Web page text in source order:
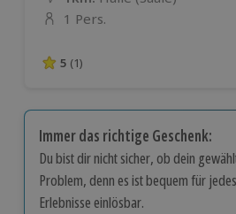
Anzahl der Teilnehmer
1 Pers.
5 von 5 Sternen basierend
5 (1)
Immer das richtige Geschenk:
Du bist dir nicht sicher, ob dein
Problem, denn es ist bequem für
Erlebnisse einlösbar.